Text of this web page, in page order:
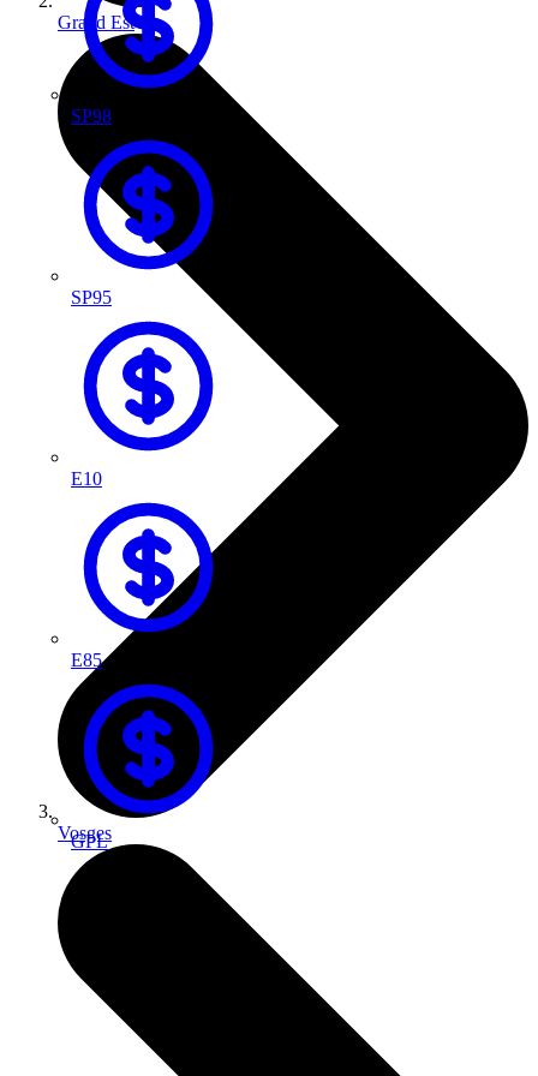
SP98
SP95
E10
E85
GPL
Grand Est
Vosges